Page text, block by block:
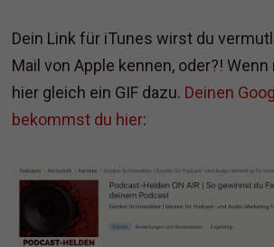
Dein Link für iTunes wirst du
Mail von Apple kennen, oder?!
hier gleich ein GIF dazu. Deinen
bekommst du hier: